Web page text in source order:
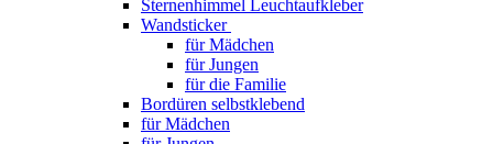
Sternenhimmel Leuchtaufkleber
Wandsticker
für Mädchen
für Jungen
für die Familie
Bordüren selbstklebend
für Mädchen